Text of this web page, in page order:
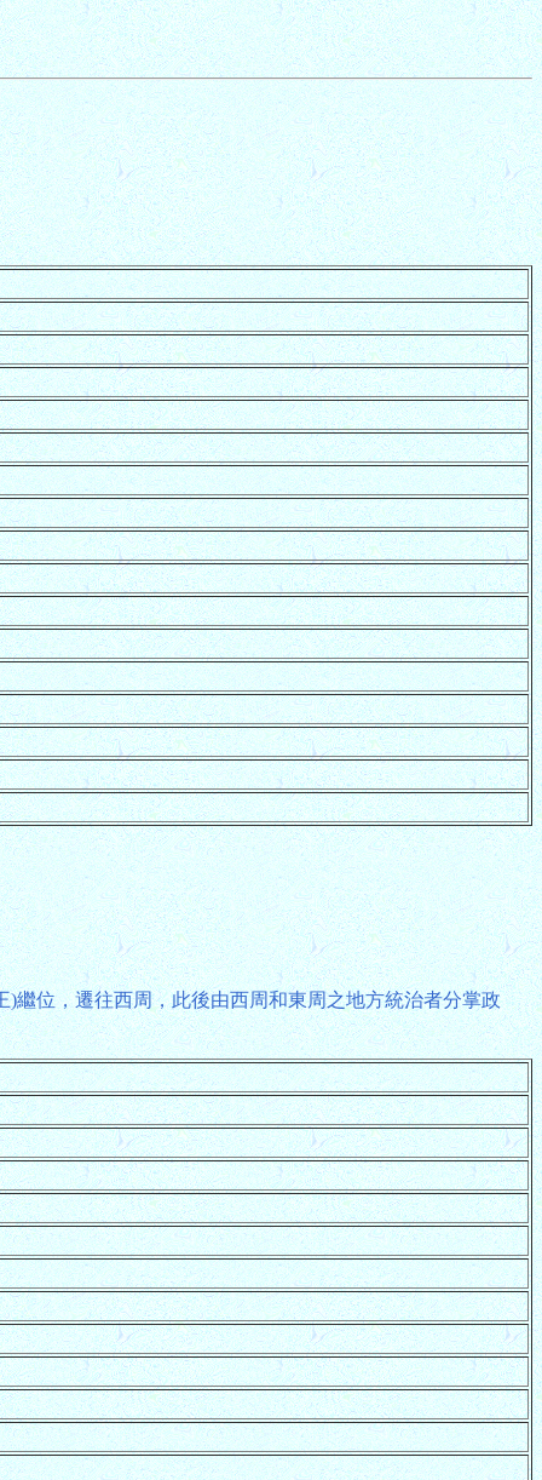
繼位，遷往西周，此後由西周和東周之地方統治者分掌政